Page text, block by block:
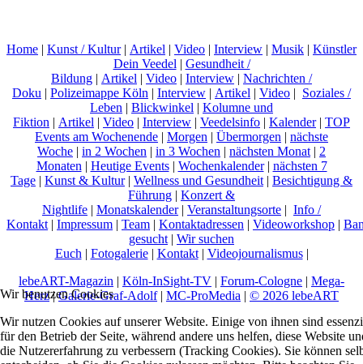
Home | Kunst / Kultur| Artikel | Video | Interview | Musik | Künstler
Dein Veedel | Gesundheit /
Bildung | Artikel | Video | Interview | Nachrichten /
Doku | Polizeimappe Köln | Interview | Artikel | Video | Soziales /
Leben | Blickwinkel | Kolumne und
Fiktion | Artikel | Video | Interview | Veedelsinfo | Kalender| TOP
Events am Wochenende | Morgen | Übermorgen | nächste
Woche | in 2 Wochen | in 3 Wochen | nächsten Monat | 2
Monaten | Heutige Events| Wochenkalender| nächsten 7
Tage | Kunst & Kultur| Wellness und Gesundheit | Besichtigung &
Führung | Konzert &
Nightlife | Monatskalender| Veranstaltungsorte | Info /
Kontakt | Impressum | Team | Kontaktadressen | Videoworkshop |
gesucht | Wir suchen
Euch | Fotogalerie| Kontakt| Videojournalismus|
lebeART-Magazin | Köln-InSight-TV | Forum-Cologne | Mega-
Herz|Galerie-Graf-Adolf| MC-ProMedia | © 2026 lebeART
Wir benutzen Cookies
Wir nutzen Cookies auf unserer Website. Einige von ihnen sind
für den Betrieb der Seite, während andere uns helfen, diese Website
die Nutzererfahrung zu verbessern (Tracking Cookies). Sie können